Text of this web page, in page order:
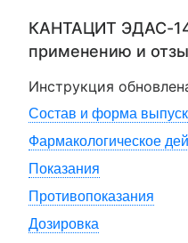
КАНТАЦИТ ЭДАС-
применению и
Инструкция
Состав и форма
Фармакологическое
Показания
Противопоказания
Дозировка